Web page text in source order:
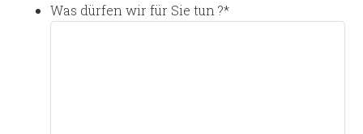
Was dürfen wir für Sie tun ?*